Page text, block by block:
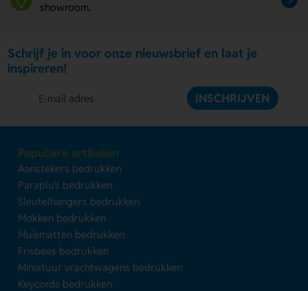
showroom.
Schrijf je in voor onze nieuwsbrief en laat je
inspireren!
INSCHRIJVEN
Populaire artikelen
Aanstekers bedrukken
Paraplu's bedrukken
Sleutelhangers bedrukken
Mokken bedrukken
Muismatten bedrukken
Frisbees bedrukken
Miniatuur vrachtwagens bedrukken
Keycords bedrukken